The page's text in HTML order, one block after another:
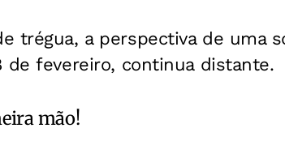
trégua, a perspectiva de uma
fevereiro, continua distante.
mão!